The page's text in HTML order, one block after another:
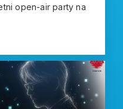
open-air party na